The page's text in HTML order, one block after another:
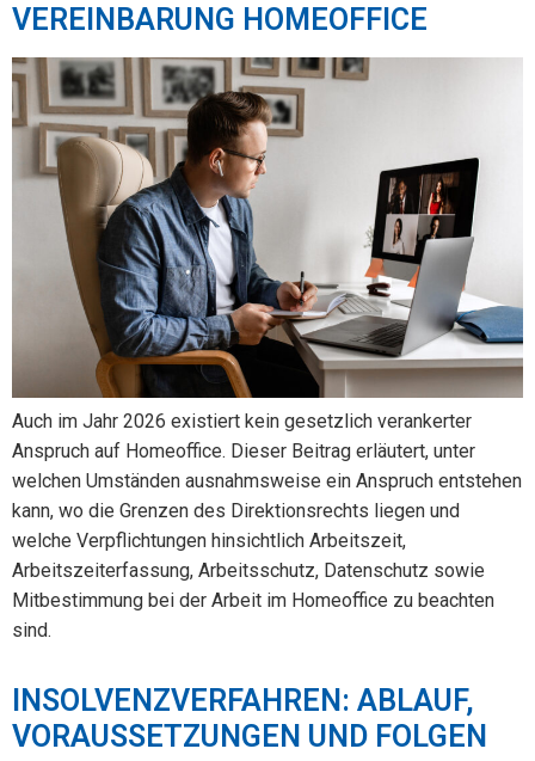
VEREINBARUNG HOMEOFFICE
Auch im Jahr 2026 existiert kein gesetzlich verankerter
Anspruch auf Homeoffice. Dieser Beitrag erläutert, unter
welchen Umständen ausnahmsweise ein Anspruch entstehen
kann, wo die Grenzen des Direktionsrechts liegen und
welche Verpflichtungen hinsichtlich Arbeitszeit,
Arbeitszeiterfassung, Arbeitsschutz, Datenschutz sowie
Mitbestimmung bei der Arbeit im Homeoffice zu beachten
sind.
INSOLVENZVERFAHREN: ABLAUF,
VORAUSSETZUNGEN UND FOLGEN